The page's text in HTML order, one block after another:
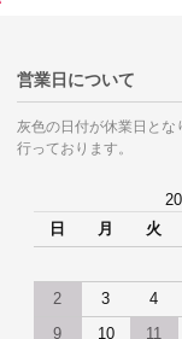
営業日について
灰色の日付が休業日と
行っております。
日
月 火
2 3 4
9 10 11